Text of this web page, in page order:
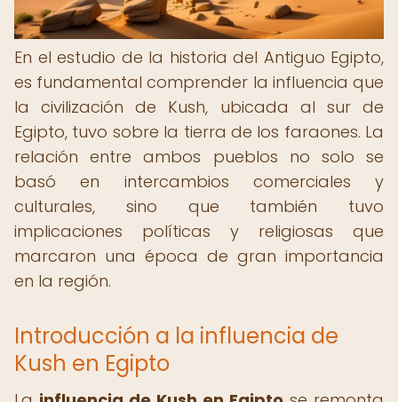
En el estudio de la historia del Antiguo Egipto,
es fundamental comprender la influencia que
la civilización de Kush, ubicada al sur de
Egipto, tuvo sobre la tierra de los faraones. La
relación entre ambos pueblos no solo se
basó en intercambios comerciales y
culturales, sino que también tuvo
implicaciones políticas y religiosas que
marcaron una época de gran importancia
en la región.
Introducción a la influencia de
Kush en Egipto